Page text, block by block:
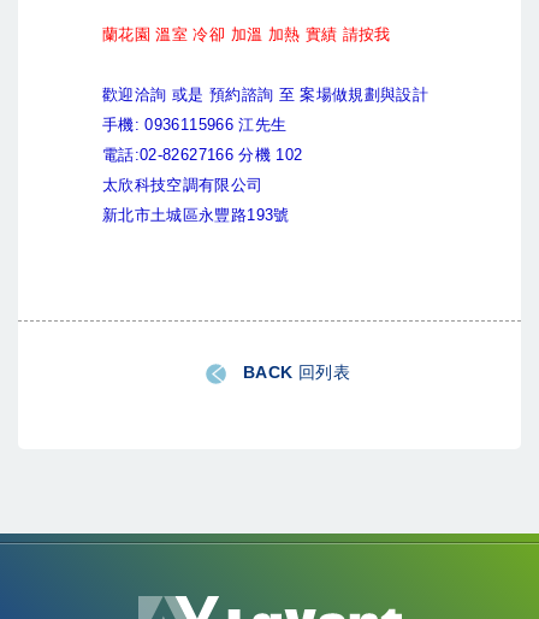
蘭花園 溫室 冷卻 加溫 加熱 實績 請按我
歡迎洽詢 或是 預約諮詢 至 案場做規劃與設計
手機: 0936115966 江先生
電話:02-82627166 分機 102
太欣科技空調有限公司
新北市土城區永豐路193號
BACK 回列表